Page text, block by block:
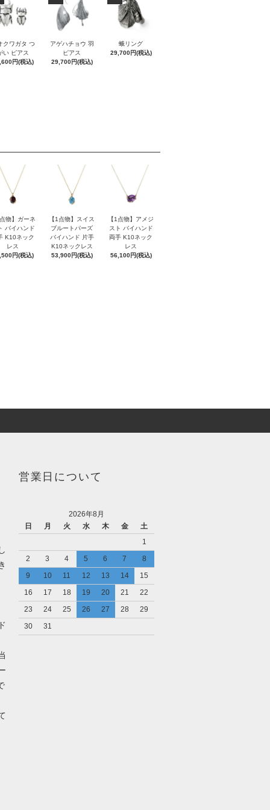
クワガタ つ
い ピアス
円(税込)
アゲハチョウ 羽
ピアス
29,700円(税込)
蛾リング
29,700円(税込)
物】ガーネ
バイハンド
K10ネック
レス
円(税込)
【1点物】スイス
ブルートパーズ
バイハンド 片手
K10ネックレス
53,900円(税込)
【1点物】アメジ
スト バイハンド
両手 K10ネック
レス
56,100円(税込)
営業日について
2026年8月
日
月 火 水 木 金
土
1
2
3 4 5 6 7
8
9
10 11 12 13 14
15
16
17 18 19 20 21
22
23
24 25 26 27 28
29
30
31